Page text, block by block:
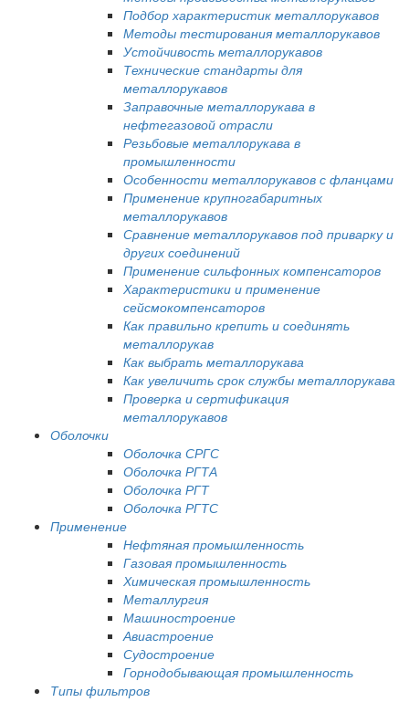
Подбор характеристик металлорукавов
Методы тестирования металлорукавов
Устойчивость металлорукавов
Технические стандарты для
металлорукавов
Заправочные металлорукава в
нефтегазовой отрасли
Резьбовые металлорукава в
промышленности
Особенности металлорукавов с фланцами
Применение крупногабаритных
металлорукавов
Сравнение металлорукавов под приварку и
других соединений
Применение сильфонных компенсаторов
Характеристики и применение
сейсмокомпенсаторов
Как правильно крепить и соединять
металлорукав
Как выбрать металлорукава
Как увеличить срок службы металлорукава
Проверка и сертификация
металлорукавов
Оболочки
Оболочка СРГС
Оболочка РГТА
Оболочка РГТ
Оболочка РГТС
Применение
Нефтяная промышленность
Газовая промышленность
Химическая промышленность
Металлургия
Машиностроение
Авиастроение
Судостроение
Горнодобывающая промышленность
Типы фильтров